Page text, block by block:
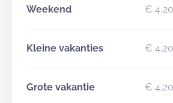
Weekend € 4,20
Kleine vakanties € 4,20
Grote vakantie € 4,20